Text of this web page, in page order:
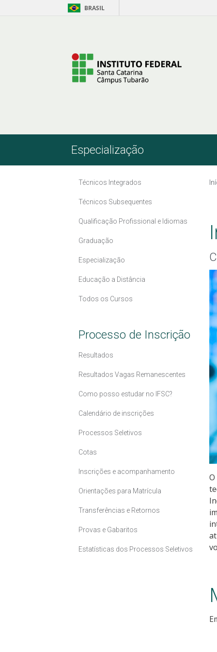
Pular para o Conteúdo BRASIL
Especialização
Técnicos Integrados
Técnicos Subsequentes
Qualificação Profissional e Idiomas
Graduação
Especialização
Educação a Distância
Todos os Cursos
Processo de Inscrição
Resultados
Resultados Vagas Remanescentes
Como posso estudar no IFSC?
Calendário de inscrições
Processos Seletivos
Cotas
Inscrições e acompanhamento
Orientações para Matrícula
Transferências e Retornos
Provas e Gabaritos
Estatísticas dos Processos Seletivos